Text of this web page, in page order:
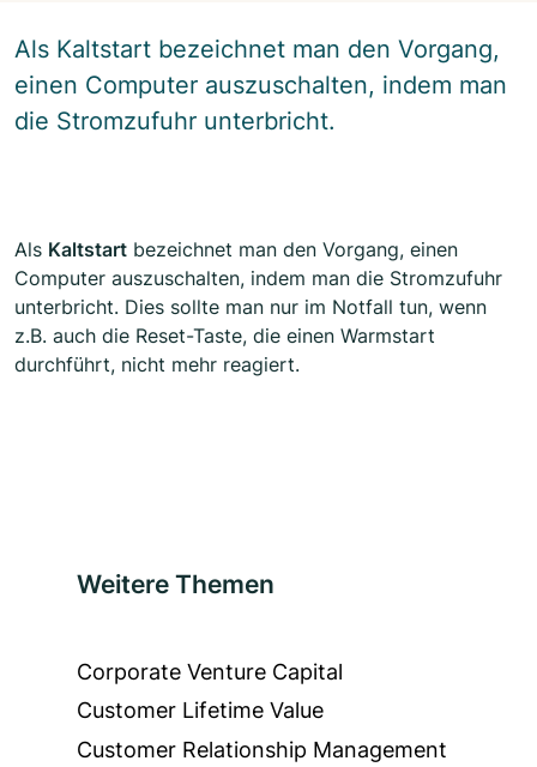
Als Kaltstart bezeichnet man den Vorgang,
einen Computer auszuschalten, indem man
die Stromzufuhr unterbricht.
Als Kaltstart bezeichnet man den Vorgang, einen
Computer auszuschalten, indem man die Stromzufuhr
unterbricht. Dies sollte man nur im Notfall tun, wenn
z.B. auch die Reset-Taste, die einen Warmstart
durchführt, nicht mehr reagiert.
Weitere Themen
Corporate Venture Capital
Customer Lifetime Value
Customer Relationship Management